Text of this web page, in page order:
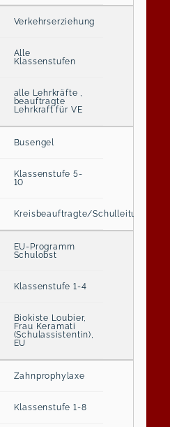
Verkehrserziehung
Alle
Klassenstufen
alle Lehrkräfte ,
beauftragte
Lehrkraft für VE
Busengel
Klassenstufe 5-
10
Kreisbeauftragte/Schulleitung
EU-Programm
Schulobst
Klassenstufe 1-4
Biokiste Loubier,
Frau Keramati
(Schulassistentin),
EU
Zahnprophylaxe
Klassenstufe 1-8